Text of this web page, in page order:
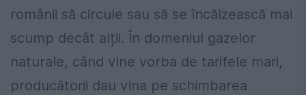
românii să circule sau să se încălzească mai
scump decât alții. În domeniul gazelor
naturale, când vine vorba de tarifele mari,
producătorii dau vina pe schimbarea